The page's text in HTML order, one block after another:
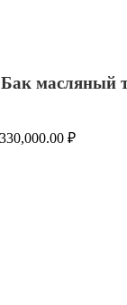
Бак масляный
330,000.00₽